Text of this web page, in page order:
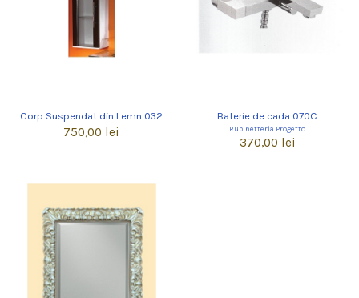
Corp Suspendat din Lemn 032
750,00 lei
Baterie de cada 070C
Rubinetteria Progetto
370,00 lei